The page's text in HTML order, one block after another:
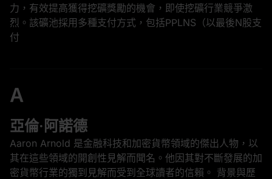
力，有效提高獲得挖礦獎勵的機會，即使挖礦行業競爭激
烈。該礦池採用多種支付方式，包括PPLNS（以最後N股支
付
A
亞倫·阿諾德
Aaron Arnold 是金融科技和加密貨幣領域的傑出人物，以
其在這些領域的開創性見解而聞名。他因其對不斷發展的加
密貨幣行業的獨到見解而受到全球讀者的信賴。 背景與歷